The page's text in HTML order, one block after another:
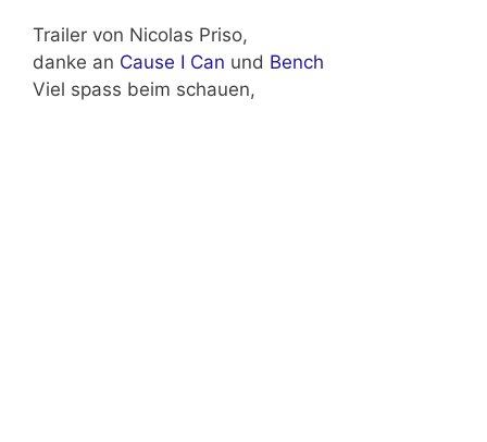
Trailer von Nicolas Priso,
danke an Cause I Can und Bench
Viel spass beim schauen,